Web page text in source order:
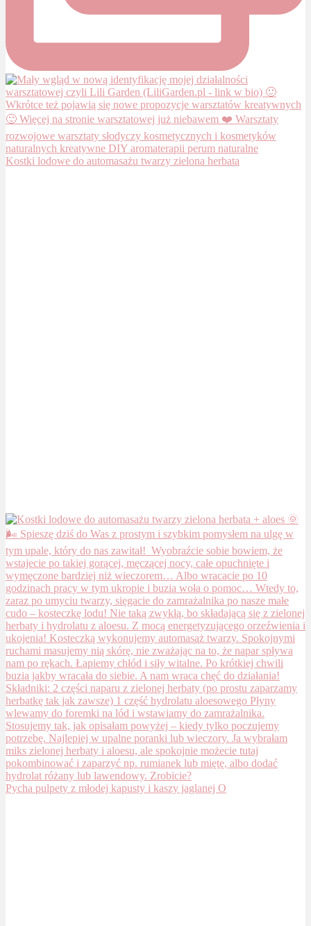
Kostki lodowe do automasażu twarzy zielona herbata
Pycha pulpety z młodej kapusty i kaszy jaglanej O